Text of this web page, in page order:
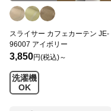
スライサー カフェカーテン JE-
96007 アイボリー
3,850円(税込)～
洗濯機
OK